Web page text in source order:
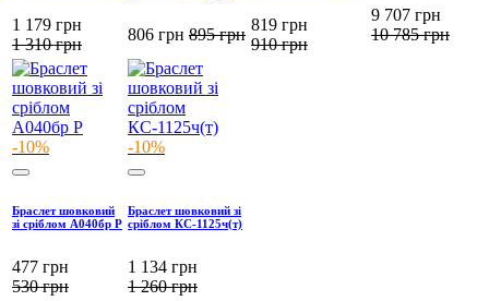
1 179 грн
1 310грн
806 грн 895грн
819 грн
910грн
9 707 грн
10 785грн
-10%
Браслет шовковий
зі сріблом А040бр Р
477 грн
530грн
-10%
Браслет шовковий зі
сріблом КС-1125ч(т)
1 134 грн
1 260грн